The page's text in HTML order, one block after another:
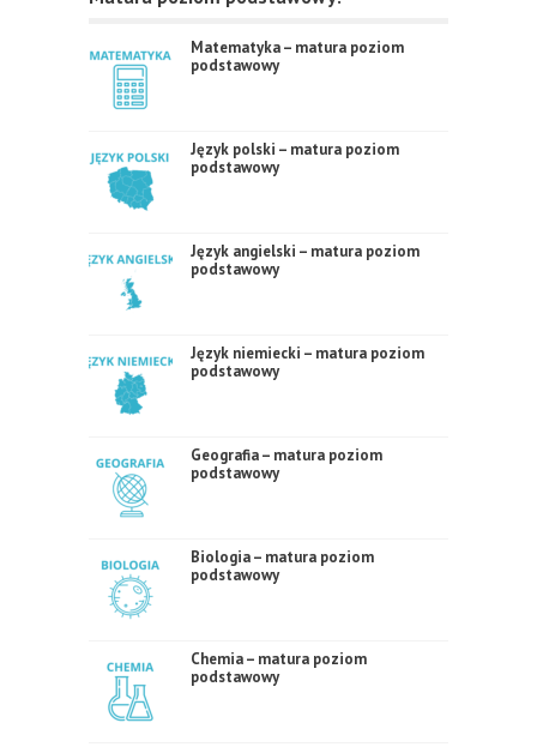
Matematyka – matura poziom
podstawowy
Język polski – matura poziom
podstawowy
Język angielski – matura poziom
podstawowy
Język niemiecki – matura poziom
podstawowy
Geografia – matura poziom
podstawowy
Biologia – matura poziom
podstawowy
Chemia – matura poziom
podstawowy